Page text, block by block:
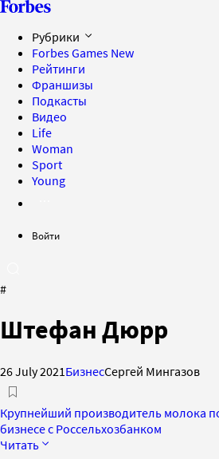
Рубрики
Forbes Games New
Рейтинги
Франшизы
Подкасты
Видео
Life
Woman
Sport
Young
Войти
#
Штефан Дюрр
26 July 2021 БизнесСергей Мингазов
Крупнейший производитель молока
бизнесе с Россельхозбанком
Читать